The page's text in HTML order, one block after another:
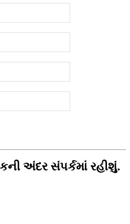
અંદર સંપર્કમાં રહીશું.